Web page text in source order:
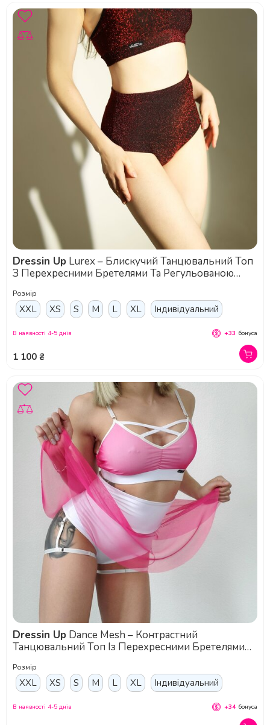
Dressin Up
З Перехресними Бретелями Та Регульованою
Розмір
XXL XS S M L XL Індивідуальний
1 100 ₴
В наявності 4-5 днів +33 бонуса
Dressin Up
Танцювальний Топ Із Перехресними Бретелями
Розмір
XXL XS S M L XL Індивідуальний
В наявності 4-5 днів +34 бонуса